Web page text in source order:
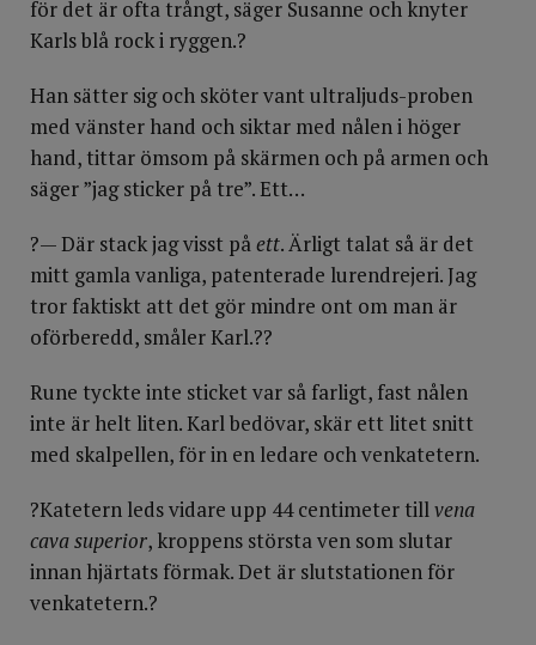
för det är ofta trångt, säger Susanne och knyter
Karls blå rock i ryggen.?
Han sätter sig och sköter vant ultraljuds-proben
med vänster hand och siktar med nålen i höger
hand, tittar ömsom på skärmen och på armen och
säger ”jag sticker på tre”. Ett…
?— Där stack jag visst påett. Ärligt talat så är det
mitt gamla vanliga, patenterade lurendrejeri. Jag
tror faktiskt att det gör mindre ont om man är
oförberedd, småler Karl.??
Rune tyckte inte sticket var så farligt, fast nålen
inte är helt liten. Karl bedövar, skär ett litet snitt
med skalpellen, för in en ledare och venkatetern.
?Katetern leds vidare upp 44 centimeter tillvena
cava superior, kroppens största ven som slutar
innan hjärtats förmak. Det är slutstationen för
venkatetern.?